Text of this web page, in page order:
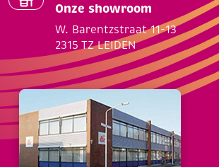
Onze showroom
W. Barentzstraat 11-13
2315 TZ LEIDEN